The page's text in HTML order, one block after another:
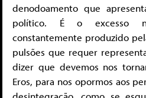
denodoamento que
político. É o excesso
constantemente produzido
pulsões que requer
dizer que devemos nos
Eros, para nos opormos aos